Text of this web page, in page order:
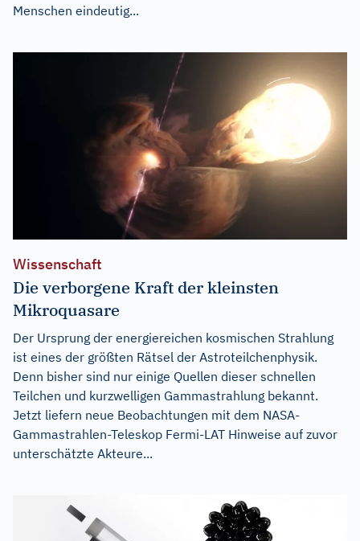
Menschen eindeutig...
Wissenschaft
Die verborgene Kraft der kleinsten
Mikroquasare
Der Ursprung der energiereichen kosmischen Strahlung
ist eines der größten Rätsel der Astroteilchenphysik.
Denn bisher sind nur einige Quellen dieser schnellen
Teilchen und kurzwelligen Gammastrahlung bekannt.
Jetzt liefern neue Beobachtungen mit dem NASA-
Gammastrahlen-Teleskop Fermi-LAT Hinweise auf zuvor
unterschätzte Akteure...